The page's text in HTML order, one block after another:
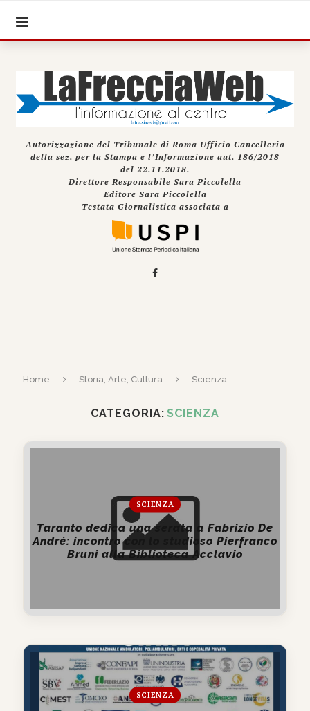
Autorizzazione del Tribunale di Roma Ufficio Cancelleria
della sez. per la Stampa e l’Informazione aut. 186/2018
del 22.11.2018.
Direttore Responsabile Sara Piccolella
Editore Sara Piccolella
Testata Giornalistica associata a
Home Storia, Arte, Cultura Scienza
CATEGORIA: SCIENZA
SCIENZA
Taranto dedica una serata a Fabrizio De
André: incontro con lo studioso Pierfranco
Bruni alla Biblioteca Acclavio
SCIENZA